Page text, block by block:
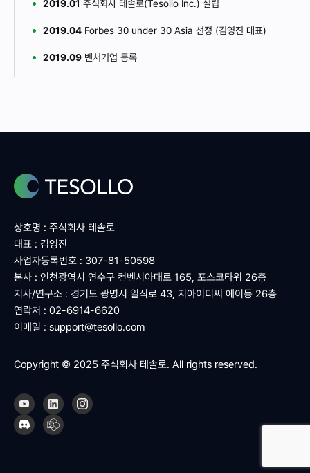
2019.01 주식회사 테솔로(Tesollo Inc.) 설립
2019.04 Forbes 30 under 30 Asia 선정 (김영진 대표)
2019.09 벤처기업 등록
상호명 : 주식회사 테솔로
대표 : 김영진
사업자등록번호 : 307-81-50598
본사 : 인천광역시 연수구 컨벤시아대로 165, 포스코타워 26층
지사/연구소 : 경기도 광명시 일직로 43, 지아이디씨 에이동 26층
연락처 : 02-6914-6620
이메일 : support@tesollo.com
Copyright © 2025 주식회사 테솔로. All rights reserved.